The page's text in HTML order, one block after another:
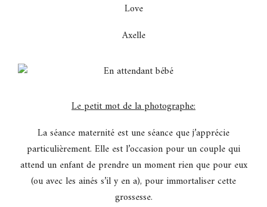
Love
Axelle
Le petit mot de la photographe:
La séance maternité est une séance que j’apprécie
particulièrement. Elle est l’occasion pour un couple qui
attend un enfant de prendre un moment rien que pour eux
(ou avec les ainés s’il y en a), pour immortaliser cette
grossesse.